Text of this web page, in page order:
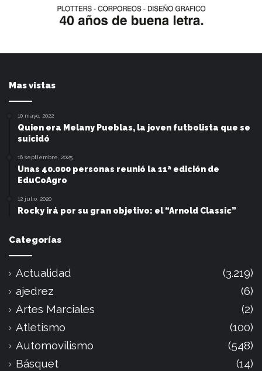
Mas vistas
10 mayo, 2022
Quien era Melany Pueblas, la joven futbolista que se
suicidó
16 septiembre, 2025
Unas 40.000 personas reunió la 11ª edición de
EduCoAgro
12 julio, 2020
Rocky irá por su gran objetivo: el “Arnold Classic”
Categorías
Actualidad
(3.219)
ajedrez
(6)
Artes Marciales
(2)
Atletismo
(100)
Automovilismo
(548)
Básquet
(14)